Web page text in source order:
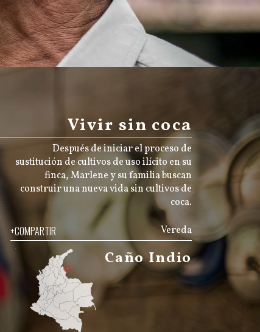
Vivir sin coca
Después de iniciar el proceso de
sustitución de cultivos de uso ilícito en su
finca, Marlene y su familia buscan
construir una nueva vida sin cultivos de
coca.
Vereda
+COMPARTIR
Caño Indio